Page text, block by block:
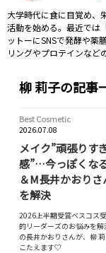
大学時代に食に目覚め、
活動を始める。最近では
ットーにSNSで発酵や薬
リングやプロテインなど
柳 莉子の記事
Best Cosmetic
2026.07.08
メイク”頑張りす
感”…今っぽくな
＆M長井かおり
を解決
2026上半期受賞ベスコス
的リーダーズのお悩みを
の長井かおりさんが、柳
こたえます♡